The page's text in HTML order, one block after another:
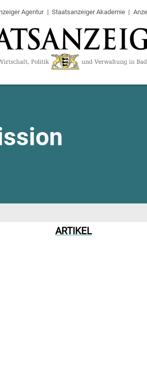
Agentur Staatsanzeiger Akademie
ARTIKEL